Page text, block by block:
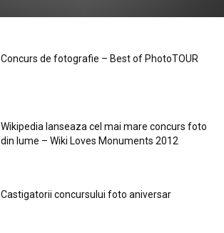
Concurs de fotografie – Best of PhotoTOUR
Wikipedia lanseaza cel mai mare concurs foto
din lume – Wiki Loves Monuments 2012
Castigatorii concursului foto aniversar